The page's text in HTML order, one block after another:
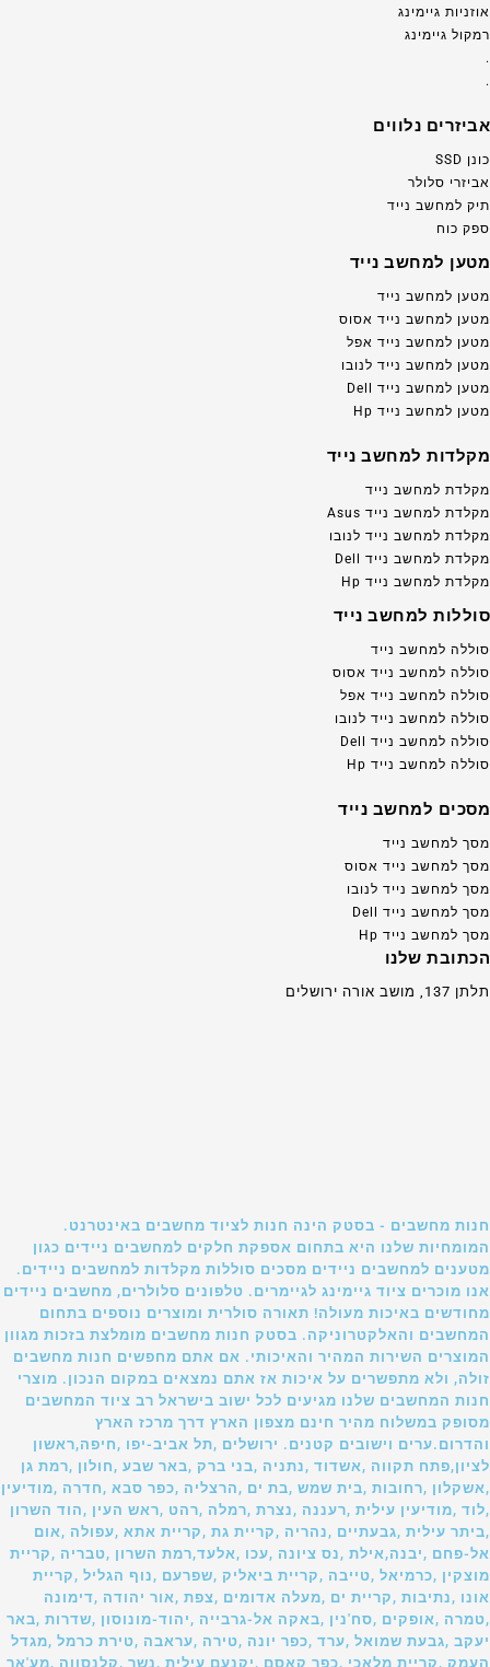
אוזניות גיימינג
רמקול גיימינג
.
.
אביזרים נלווים
כונן SSD
אביזרי סלולר
תיק למחשב נייד
ספק כוח
מטען למחשב נייד
מטען למחשב נייד
מטען למחשב נייד אסוס
מטען למחשב נייד אפל
מטען למחשב נייד לנובו
מטען למחשב נייד Dell
מטען למחשב נייד Hp
מקלדות למחשב נייד
מקלדת למחשב נייד
מקלדת למחשב נייד Asus
מקלדת למחשב נייד לנובו
מקלדת למחשב נייד Dell
מקלדת למחשב נייד Hp
סוללות למחשב נייד
סוללה למחשב נייד
סוללה למחשב נייד אסוס
סוללה למחשב נייד אפל
סוללה למחשב נייד לנובו
סוללה למחשב נייד Dell
סוללה למחשב נייד Hp
מסכים למחשב נייד
מסך למחשב נייד
מסך למחשב נייד אסוס
מסך למחשב נייד לנובו
מסך למחשב נייד Dell
מסך למחשב נייד Hp
הכתובת שלנו
תלתן 137, מושב אורה ירושלים
חנות מחשבים - בסטק הינה חנות לציוד מחשבים באינטרנט.
המומחיות שלנו היא בתחום אספקת חלקים למחשבים ניידים כגון
מטענים למחשבים ניידים מסכים סוללות מקלדות למחשבים ניידים.
אנו מוכרים ציוד גיימינג לגיימרים. טלפונים סלולרים, מחשבים ניידים
מחודשים באיכות מעולה! תאורה סולרית ומוצרים נוספים בתחום
המחשבים והאלקטרוניקה. בסטק חנות מחשבים מומלצת בזכות מגוון
המוצרים השירות המהיר והאיכותי. אם אתם מחפשים חנות מחשבים
זולה, ולא מתפשרים על איכות אז אתם נמצאים במקום הנכון. מוצרי
חנות המחשבים שלנו מגיעים לכל ישוב בישראל רב ציוד המחשבים
מסופק במשלוח מהיר חינם מצפון הארץ דרך מרכז הארץ
והדרום.ערים וישובים קטנים. ירושלים ,תל אביב-יפו ,חיפה,ראשון
לציון,פתח תקווה ,אשדוד ,נתניה ,בני ברק ,באר שבע ,חולון ,רמת גן
,אשקלון ,רחובות ,בית שמש ,בת ים ,הרצליה ,כפר סבא ,חדרה ,מודיעין
,לוד ,מודיעין עילית ,רעננה ,נצרת ,רמלה ,רהט ,ראש העין ,הוד השרון
,ביתר עילית ,גבעתיים ,נהריה ,קריית גת ,קריית אתא ,עפולה ,אום
אל-פחם ,יבנה,אילת ,נס ציונה ,עכו ,אלעד,רמת השרון ,טבריה ,קריית
מוצקין ,כרמיאל ,טייבה ,קריית ביאליק ,שפרעם ,נוף הגליל ,קריית
אונו ,נתיבות ,קריית ים ,מעלה אדומים ,צפת ,אור יהודה ,דימונה
,טמרה ,אופקים ,סח'נין ,באקה אל-גרבייה ,יהוד-מונוסון ,שדרות ,באר
יעקב ,גבעת שמואל ,ערד ,כפר יונה ,טירה ,עראבה ,טירת כרמל ,מגדל
העמק ,קריית מלאכי ,כפר קאסם ,יקנעם עילית ,נשר ,קלנסווה ,מע'אר